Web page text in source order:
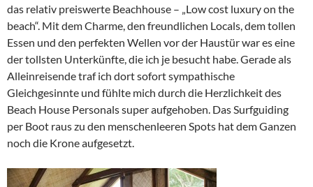
das relativ preiswerte Beachhouse – „Low cost luxury on the
beach“. Mit dem Charme, den freundlichen Locals, dem tollen
Essen und den perfekten Wellen vor der Haustür war es eine
der tollsten Unterkünfte, die ich je besucht habe. Gerade als
Alleinreisende traf ich dort sofort sympathische
Gleichgesinnte und fühlte mich durch die Herzlichkeit des
Beach House Personals super aufgehoben. Das Surfguiding
per Boot raus zu den menschenleeren Spots hat dem Ganzen
noch die Krone aufgesetzt.